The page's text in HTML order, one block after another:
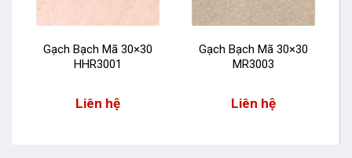
Gạch Bạch Mã 30×30
HHR3001
Liên hệ
Gạch Bạch Mã 30×30
MR3003
Liên hệ